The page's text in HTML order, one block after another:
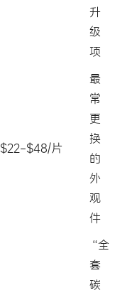
升
级
项
$22-$48/片
最
常
更
换
的
外
观
件
“全
套
碳